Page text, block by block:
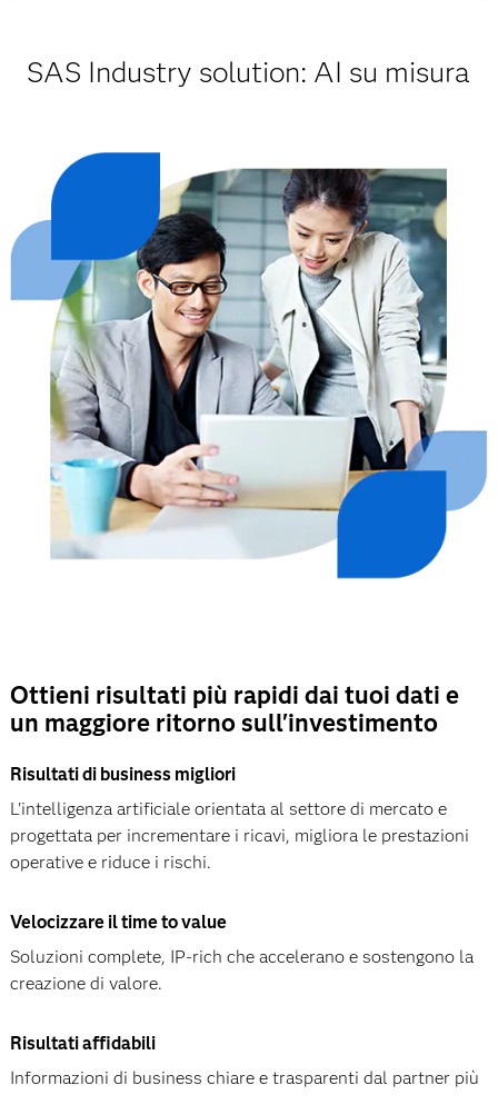
SAS Industry solution: AI su misura
Ottieni risultati più rapidi dai tuoi dati e
un maggiore ritorno sull'investimento
Risultati di business migliori
L'intelligenza artificiale orientata al settore di mercato e
progettata per incrementare i ricavi, migliora le prestazioni
operative e riduce i rischi.
Velocizzare il time to value
Soluzioni complete, IP-rich che accelerano e sostengono la
creazione di valore.
Risultati affidabili
Informazioni di business chiare e trasparenti dal partner più